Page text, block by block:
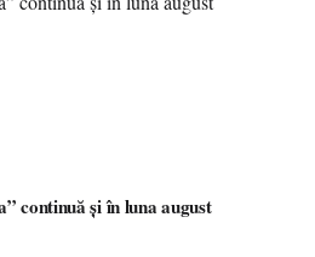
continuă și în luna august